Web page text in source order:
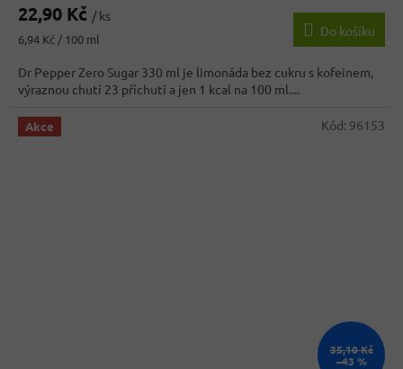
produktu
5,0
z
5
hvězdiček.
22,90 Kč / ks
Měrná
6,94 Kč / 100 ml
Do košíku
Dr Pepper Zero Sugar 330 ml je limonáda bez cukru s kofeinem,
výraznou chutí 23 příchutí a jen 1 kcal na 100 ml....
Akce
35,10 Kč
–43 %
Kód: 96153